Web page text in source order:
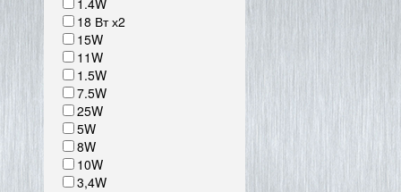
1.4W
18 Вт х2
15W
11W
1.5W
7.5W
25W
5W
8W
10W
3,4W